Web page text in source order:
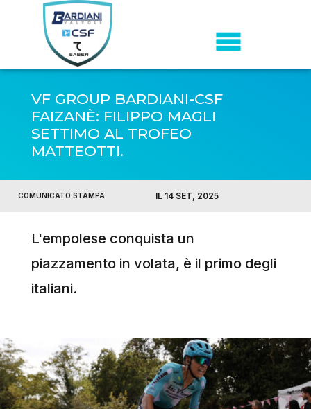
VF GROUP BARDIANI-CSF
FAIZANÈ: FILIPPO MAGLI
SETTIMO AL TROFEO
MATTEOTTI.
COMUNICATO STAMPA IL 14 SET, 2025
L'empolese conquista un
piazzamento in volata, è il primo degli
italiani.